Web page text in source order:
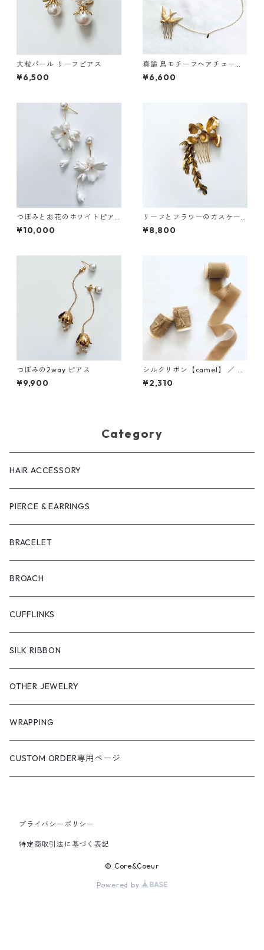
大粒パール リーフピアス
¥6,500
真鍮 鳥モチーフヘアチェーン
ヘアコーム
¥6,600
つぼみとお花のホワイトピア
ス
¥10,000
リーフとフラワーのカスケー
ドコーム
¥8,800
つぼみの2way ピアス
¥9,900
シルクリボン【camel】 ／ 3c
m×5m 木製スプール付
¥2,310
Category
HAIR ACCESSORY
PIERCE & EARRINGS
BRACELET
BROACH
CUFFLINKS
SILK RIBBON
OTHER JEWELRY
WRAPPING
CUSTOM ORDER専用ページ
プライバシーポリシー
特定商取引法に基づく表記
© Core&Coeur
Powered by